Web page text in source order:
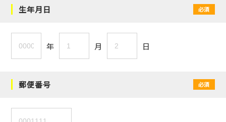
生年月日 必須
年 月 日
郵便番号 必須